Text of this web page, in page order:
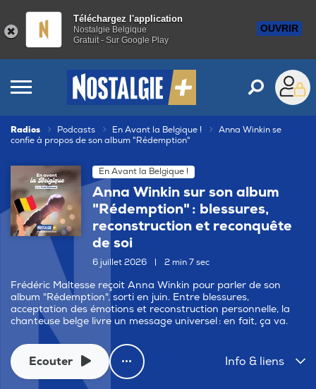
Téléchargez l'application
Nostalgie Belgique
Gratuit - Sur Google Play
OUVRIR
Radios Podcasts En Avant la Belgique !
Anna Winkin se
confie à propos de son album "Rédemption"
En Avant la Belgique !
Anna Winkin sur son album
"Rédemption" : blessures,
reconstruction et reconquête
de soi
6 juillet 2026 2 min 7 sec
Frédéric Maltesse reçoit Anna Winkin pour parler de son
album "Rédemption", sorti en juin. Entre blessures,
acceptation des émotions et reconstruction personnelle, la
chanteuse belge livre un message universel : en fait, ça va.
Ecouter Info & liens